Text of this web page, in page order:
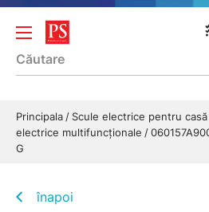
Principala Scule electrice pentru
electrice multifuncţionale
G
înapoi